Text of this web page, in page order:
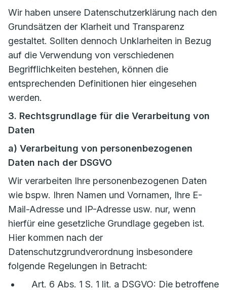
Wir haben unsere Datenschutzerklärung nach den
Grundsätzen der Klarheit und Transparenz
gestaltet. Sollten dennoch Unklarheiten in Bezug
auf die Verwendung von verschiedenen
Begrifflichkeiten bestehen, können die
entsprechenden Definitionen hier eingesehen
werden.
3. Rechtsgrundlage für die Verarbeitung von
Daten
a) Verarbeitung von personenbezogenen
Daten nach der DSGVO
Wir verarbeiten Ihre personenbezogenen Daten
wie bspw. Ihren Namen und Vornamen, Ihre E-
Mail-Adresse und IP-Adresse usw. nur, wenn
hierfür eine gesetzliche Grundlage gegeben ist.
Hier kommen nach der
Datenschutzgrundverordnung insbesondere
folgende Regelungen in Betracht:
Art. 6 Abs. 1 S. 1 lit. a DSGVO: Die betroffene